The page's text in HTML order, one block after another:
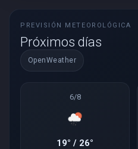
PREVISIÓN METEOROLÓGICA
Próximos días
OpenWeather
6/8
19° / 26°